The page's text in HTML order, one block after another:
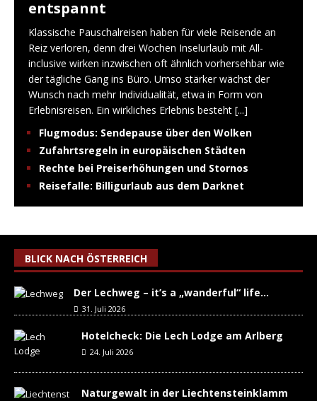
entspannt
Klassische Pauschalreisen haben für viele Reisende an
Reiz verloren, denn drei Wochen Inselurlaub mit All-
inclusive wirken inzwischen oft ähnlich vorhersehbar wie
der tägliche Gang ins Büro. Umso stärker wächst der
Wunsch nach mehr Individualität, etwa in Form von
Erlebnisreisen. Ein wirkliches Erlebnis besteht [...]
Flugmodus: Sendepause über den Wolken
Zufahrtsregeln in europäischen Städten
Rechte bei Preiserhöhungen und Stornos
Reisefalle: Billigurlaub aus dem Darknet
BLICK NACH ÖSTERREICH
Der Lechweg – it’s a „wanderful“ life…
31. Juli 2026
Hotelcheck: Die Lech Lodge am Arlberg
24. Juli 2026
Naturgewalt in der Liechtensteinklamm